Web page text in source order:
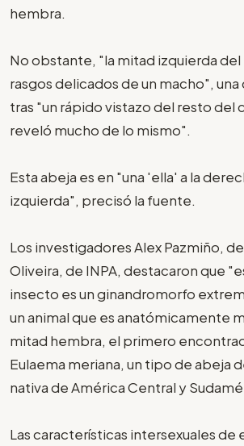
hembra.
No obstante, "la mitad izquierda
rasgos delicados de un macho",
tras "un rápido vistazo del resto del
reveló mucho de lo mismo".
Esta abeja es en "una 'ella' a la
izquierda", precisó la fuente.
Los investigadores Alex Pazmiño,
Oliveira, de INPA, destacaron que
insecto es un ginandromorfo
un animal que es anatómicamente
mitad hembra, el primero
Eulaema meriana, un tipo de abeja
nativa de América Central y
Las características intersexuales de